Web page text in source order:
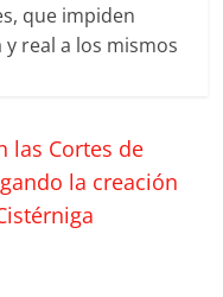
que impiden
real a los mismos
las Cortes de
la creación